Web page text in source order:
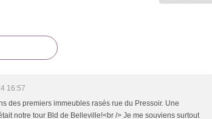
16:57
des premiers immeubles rasés rue du Pressoir. Une
notre tour Bld de Belleville!<br /> Je me souviens surtout